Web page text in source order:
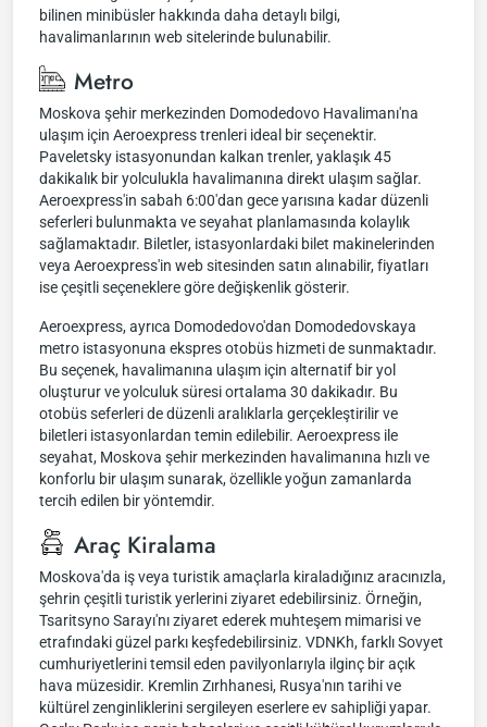
bilinen minibüsler hakkında daha detaylı bilgi,
havalimanlarının web sitelerinde bulunabilir.
Metro
Moskova şehir merkezinden Domodedovo Havalimanı'na
ulaşım için Aeroexpress trenleri ideal bir seçenektir.
Paveletsky istasyonundan kalkan trenler, yaklaşık 45
dakikalık bir yolculukla havalimanına direkt ulaşım sağlar.
Aeroexpress'in sabah 6:00'dan gece yarısına kadar düzenli
seferleri bulunmakta ve seyahat planlamasında kolaylık
sağlamaktadır. Biletler, istasyonlardaki bilet makinelerinden
veya Aeroexpress'in web sitesinden satın alınabilir, fiyatları
ise çeşitli seçeneklere göre değişkenlik gösterir.
Aeroexpress, ayrıca Domodedovo'dan Domodedovskaya
metro istasyonuna ekspres otobüs hizmeti de sunmaktadır.
Bu seçenek, havalimanına ulaşım için alternatif bir yol
oluşturur ve yolculuk süresi ortalama 30 dakikadır. Bu
otobüs seferleri de düzenli aralıklarla gerçekleştirilir ve
biletleri istasyonlardan temin edilebilir. Aeroexpress ile
seyahat, Moskova şehir merkezinden havalimanına hızlı ve
konforlu bir ulaşım sunarak, özellikle yoğun zamanlarda
tercih edilen bir yöntemdir.
Araç Kiralama
Moskova'da iş veya turistik amaçlarla kiraladığınız aracınızla,
şehrin çeşitli turistik yerlerini ziyaret edebilirsiniz. Örneğin,
Tsaritsyno Sarayı'nı ziyaret ederek muhteşem mimarisi ve
etrafındaki güzel parkı keşfedebilirsiniz. VDNKh, farklı Sovyet
cumhuriyetlerini temsil eden pavilyonlarıyla ilginç bir açık
hava müzesidir. Kremlin Zırhhanesi, Rusya'nın tarihi ve
kültürel zenginliklerini sergileyen eserlere ev sahipliği yapar.